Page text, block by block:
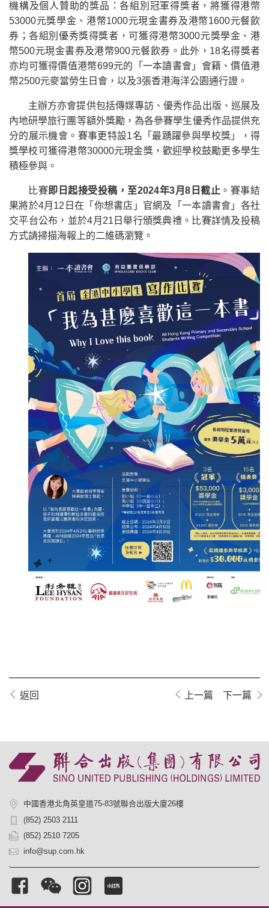
機構及個人贊助的獎品：各組別冠軍得獎者，將獲得港幣
53000元獎學金、港幣1000元現金書券及港幣1600元餐飲
券；各組別優秀獎得獎者，可獲得港幣3000元獎學金、港
幣500元現金書券及港幣900元餐飲券。此外，18名得獎者
亦均可獲得價值港幣699元的「一本讀書會」會籍、價值港
幣2500元麥當勞生日會，以及3張香港海洋公園通行證。
主辦方亦會提供包括傳媒專訪、優秀作品出版、巡展及
內地研學旅行團等額外獎勵，為各參賽學生優秀作品提供充
分的展示機會。賽事更特設1名「最踴躍參與學校獎」，得
獎學校可獲得港幣30000元現金獎，歡迎學校鼓勵更多學生
積極參與。
比賽即日起接受投稿，至2024年3月8日截止 。賽事結
果將於4月12日在「你想書店」官網及「一本讀書會」各社
交平台公布，並於4月21日舉行頒獎典禮。比賽詳情及投稿
方式請掃描海報上的二維碼瀏覽。
返回 上一篇 下一篇
中國香港北角英皇道75-83號聯合出版大廈26樓
(852) 2503 2111
(852) 2510 7205
info@sup.com.hk